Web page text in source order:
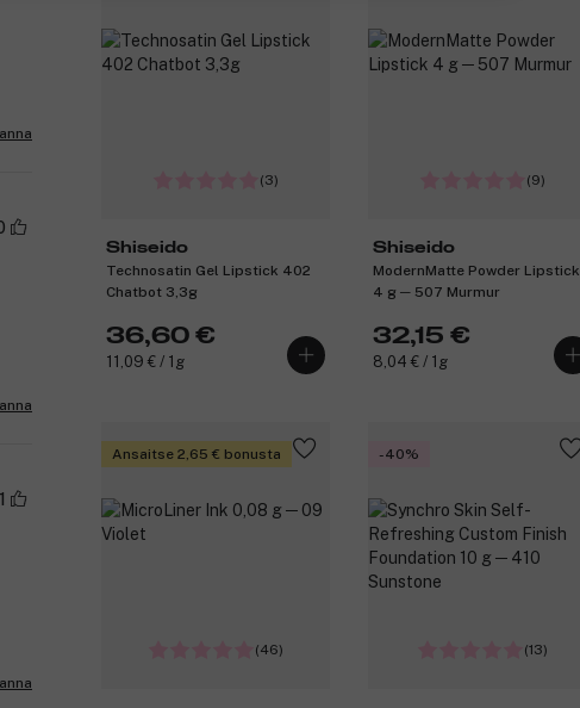
(3)
Shiseido
Technosatin Gel Lipstick 402
Chatbot 3,3g
36,60 €
11,09 € / 1g
(9)
Shiseido
ModernMatte Powder Lipstick
4 g ─ 507 Murmur
32,15 €
8,04 € / 1g
Ansaitse 2,65 € bonusta
(46)
-40%
(13)
1